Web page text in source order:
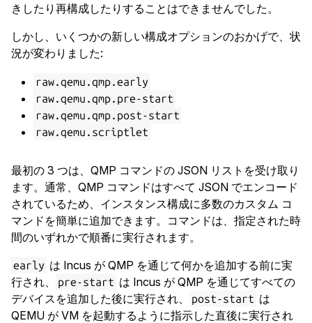
きしたり再構成したりすることはできませんでした。
しかし、いくつかの新しい構成オプションのおかげで、状
況が変わりました:
raw.qemu.qmp.early
raw.qemu.qmp.pre-start
raw.qemu.qmp.post-start
raw.qemu.scriptlet
最初の 3 つは、QMP コマンドの JSON リストを受け取り
ます。通常、QMP コマンドはすべて JSON でエンコード
されているため、インスタンス構成に多数のカスタム コ
マンドを簡単に追加できます。コマンドは、指定された時
間のいずれかで順番に実行されます。
early は Incus が QMP を通じて何かを追加する前に実
行され、
pre-start は Incus が QMP を通じてすべての
デバイスを追加した後に実行され、
post-start は
QEMU が VM を起動するように指示した直後に実行され